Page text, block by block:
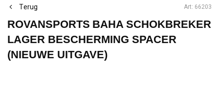
Terug Art: 66203
ROVANSPORTS BAHA SCHOKBREKER
LAGER BESCHERMING SPACER
(NIEUWE UITGAVE)